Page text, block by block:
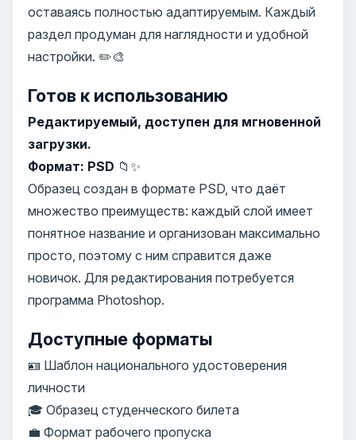
оставаясь полностью адаптируемым. Каждый
раздел продуман для наглядности и удобной
настройки. ✏️🎨
Готов к использованию
Редактируемый, доступен для мгновенной
загрузки.
Формат: PSD 📁✨
Образец создан в формате PSD, что даёт
множество преимуществ: каждый слой имеет
понятное название и организован максимально
просто, поэтому с ним справится даже
новичок. Для редактирования потребуется
программа Photoshop.
Доступные форматы
🪪 Шаблон национального удостоверения
личности
🎓 Образец студенческого билета
💼 Формат рабочего пропуска